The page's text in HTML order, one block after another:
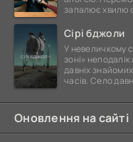
запалює хвилю
Сірі бджоли
У невеличкому
зоні»
давніх
часів. Село
Оновлення на сайті